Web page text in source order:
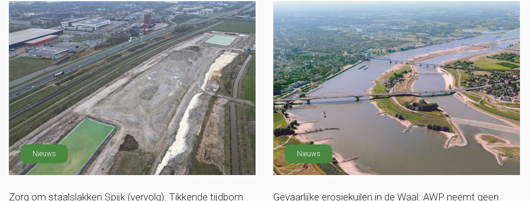
Nieuws
Zorg om staalslakken Spijk (vervolg): Tikkende tijdbom
Nieuws
Gevaarlijke erosiekuilen in de Waal: AWP neemt geen